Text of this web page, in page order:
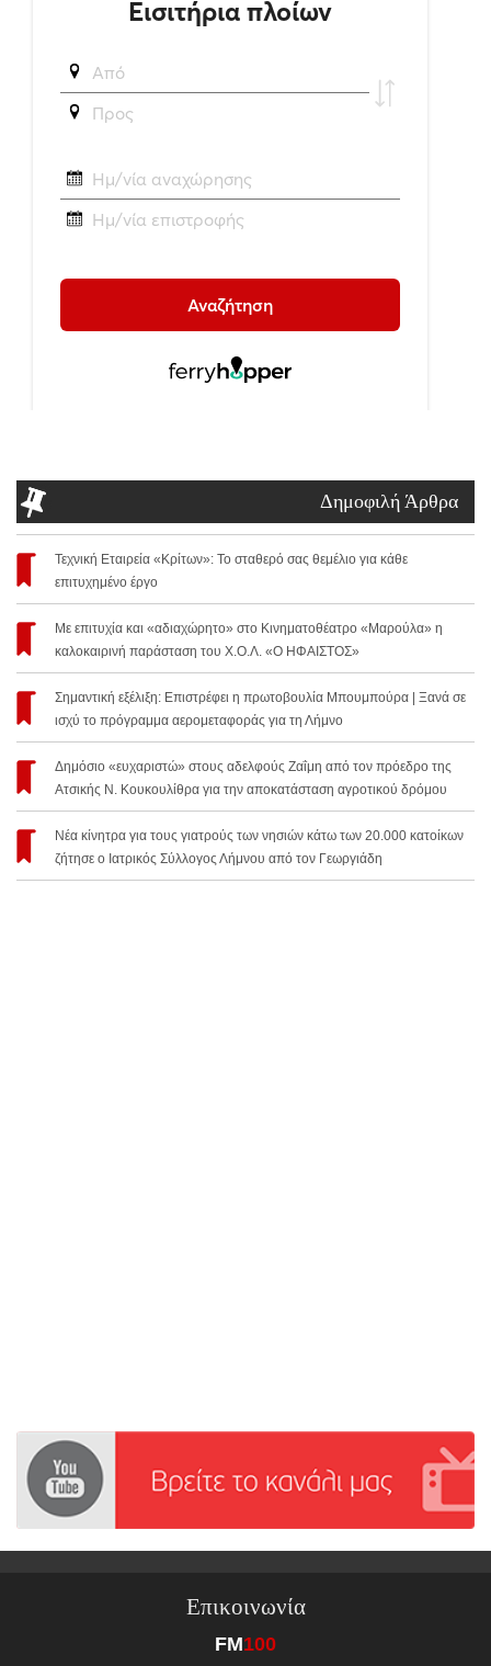
Δημοφιλή Άρθρα
Τεχνική Εταιρεία «Κρίτων»: Το σταθερό σας θεμέλιο για κάθε
επιτυχημένο έργο
Με επιτυχία και «αδιαχώρητο» στο Κινηματοθέατρο «Μαρούλα» η
καλοκαιρινή παράσταση του Χ.Ο.Λ. «Ο ΗΦΑΙΣΤΟΣ»
Σημαντική εξέλιξη: Επιστρέφει η πρωτοβουλία Μπουμπούρα | Ξανά σε
ισχύ το πρόγραμμα αερομεταφοράς για τη Λήμνο
Δημόσιο «ευχαριστώ» στους αδελφούς Ζαΐμη από τον πρόεδρο της
Ατσικής Ν. Κουκουλίθρα για την αποκατάσταση αγροτικού δρόμου
Νέα κίνητρα για τους γιατρούς των νησιών κάτω των 20.000 κατοίκων
ζήτησε ο Ιατρικός Σύλλογος Λήμνου από τον Γεωργιάδη
Επικοινωνία
FM100